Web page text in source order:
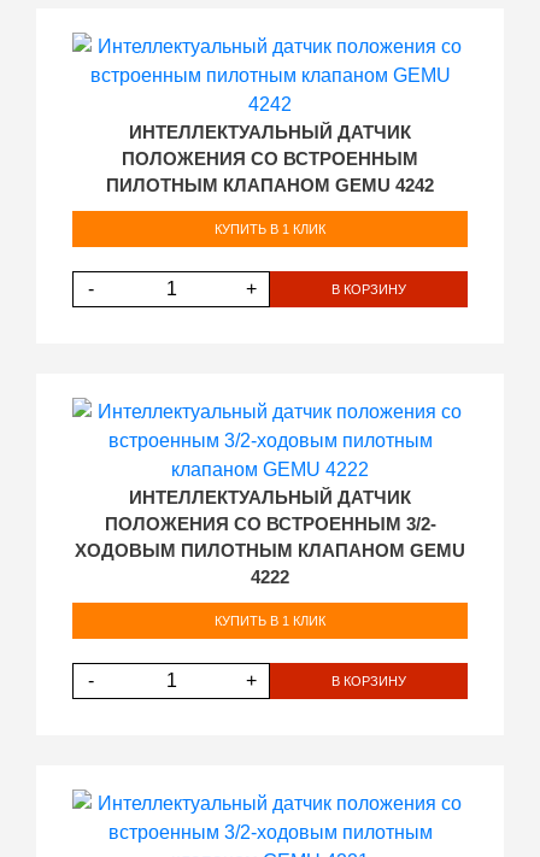
ИНТЕЛЛЕКТУАЛЬНЫЙ ДАТЧИК
ПОЛОЖЕНИЯ СО ВСТРОЕННЫМ
ПИЛОТНЫМ КЛАПАНОМ GEMU 4242
КУПИТЬ В 1 КЛИК
- + В КОРЗИНУ
ИНТЕЛЛЕКТУАЛЬНЫЙ ДАТЧИК
ПОЛОЖЕНИЯ СО ВСТРОЕННЫМ 3/2-
ХОДОВЫМ ПИЛОТНЫМ КЛАПАНОМ GEMU
4222
КУПИТЬ В 1 КЛИК
- + В КОРЗИНУ